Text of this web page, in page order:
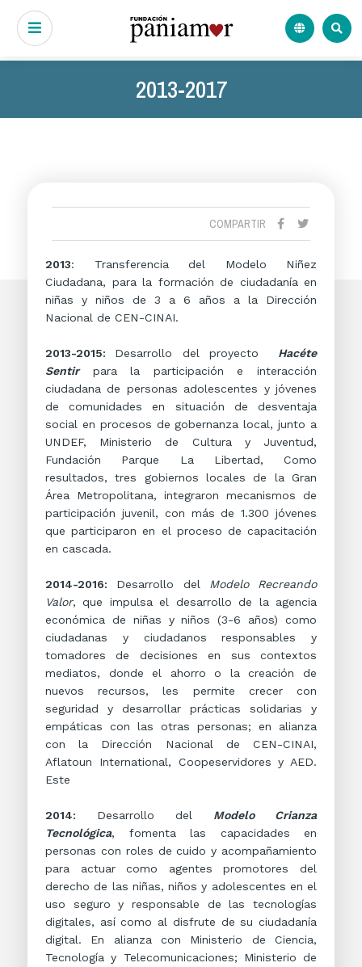
2013-2017
COMPARTIR
2013: Transferencia del Modelo Niñez
Ciudadana, para la formación de ciudadanía en
niñas y niños de 3 a 6 años a la Dirección
Nacional de CEN-CINAI.
2013-2015: Desarrollo del proyecto
Hacéte
Sentirpara la participación e interacción
ciudadana de personas adolescentes y jóvenes
de comunidades en situación de desventaja
social en procesos de gobernanza local, junto a
UNDEF, Ministerio de Cultura y Juventud,
Fundación Parque La Libertad, Como
resultados, tres gobiernos locales de la Gran
Área Metropolitana, integraron mecanismos de
participación juvenil, con más de 1.300 jóvenes
que participaron en el proceso de capacitación
en cascada.
2014-2016: Desarrollo del
Modelo Recreando
Valor, que impulsa el desarrollo de la agencia
económica de niñas y niños (3-6 años) como
ciudadanas y ciudadanos responsables y
tomadores de decisiones en sus contextos
mediatos, donde el ahorro o la creación de
nuevos recursos, les permite crecer con
seguridad y desarrollar prácticas solidarias y
empáticas con las otras personas; en alianza
con la Dirección Nacional de CEN-CINAI,
Aflatoun International, Coopeservidores y AED.
Este
2014: Desarrollo del Modelo Crianza
Tecnológica, fomenta las capacidades en
personas con roles de cuido y acompañamiento
para actuar como agentes promotores del
derecho de las niñas, niños y adolescentes en el
uso seguro y responsable de las tecnologías
digitales, así como al disfrute de su ciudadanía
digital. En alianza con Ministerio de Ciencia,
Tecnología y Telecomunicaciones; Ministerio de